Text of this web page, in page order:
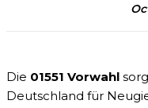
Die 01551 Vorwahl
Deutschland für